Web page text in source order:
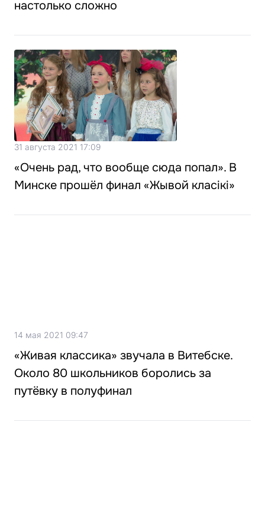
настолько сложно
31 августа 2021 17:09
«Очень рад, что вообще сюда попал». В
Минске прошёл финал «Жывой класікі»
14 мая 2021 09:47
«Живая классика» звучала в Витебске.
Около 80 школьников боролись за
путёвку в полуфинал